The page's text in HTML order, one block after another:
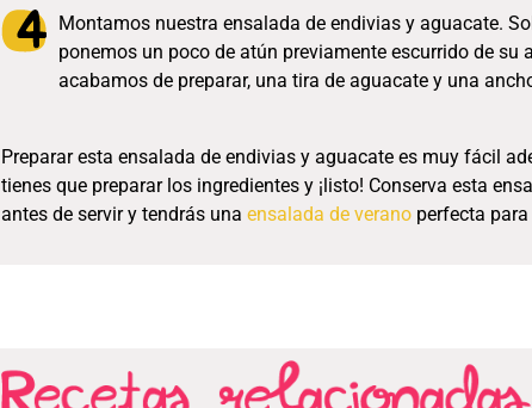
Montamos nuestra ensalada de endivias y aguacate.
ponemos un poco de atún previamente escurrido de su
acabamos de preparar, una tira de aguacate y una
Preparar esta ensalada de endivias y aguacate es muy fácil
tienes que preparar los ingredientes y ¡listo! Conserva esta
antes de servir y tendrás una ensalada de verano perfecta